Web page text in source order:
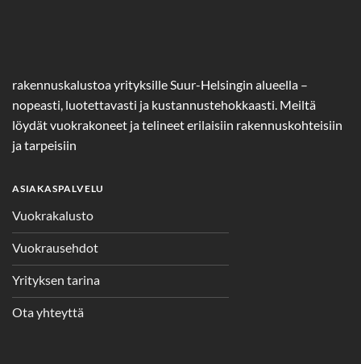
rakennuskalustoa yrityksille Suur-Helsingin alueella –
nopeasti, luotettavasti ja kustannustehokkaasti. Meiltä
löydät vuokrakoneet ja telineet erilaisiin rakennuskohteisiin
ja tarpeisiin
ASIAKASPALVELU
Vuokrakalusto
Vuokrausehdot
Yrityksen tarina
Ota yhteyttä